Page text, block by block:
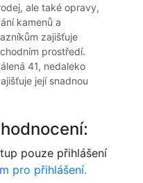
ale také opravy,
kamenů a
zajišťuje
prostředí.
41, nedaleko
její snadnou
pouze přihlášení
pro přihlášení.